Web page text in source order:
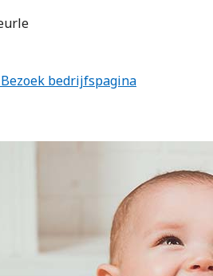
Bezoek bedrijfspagina